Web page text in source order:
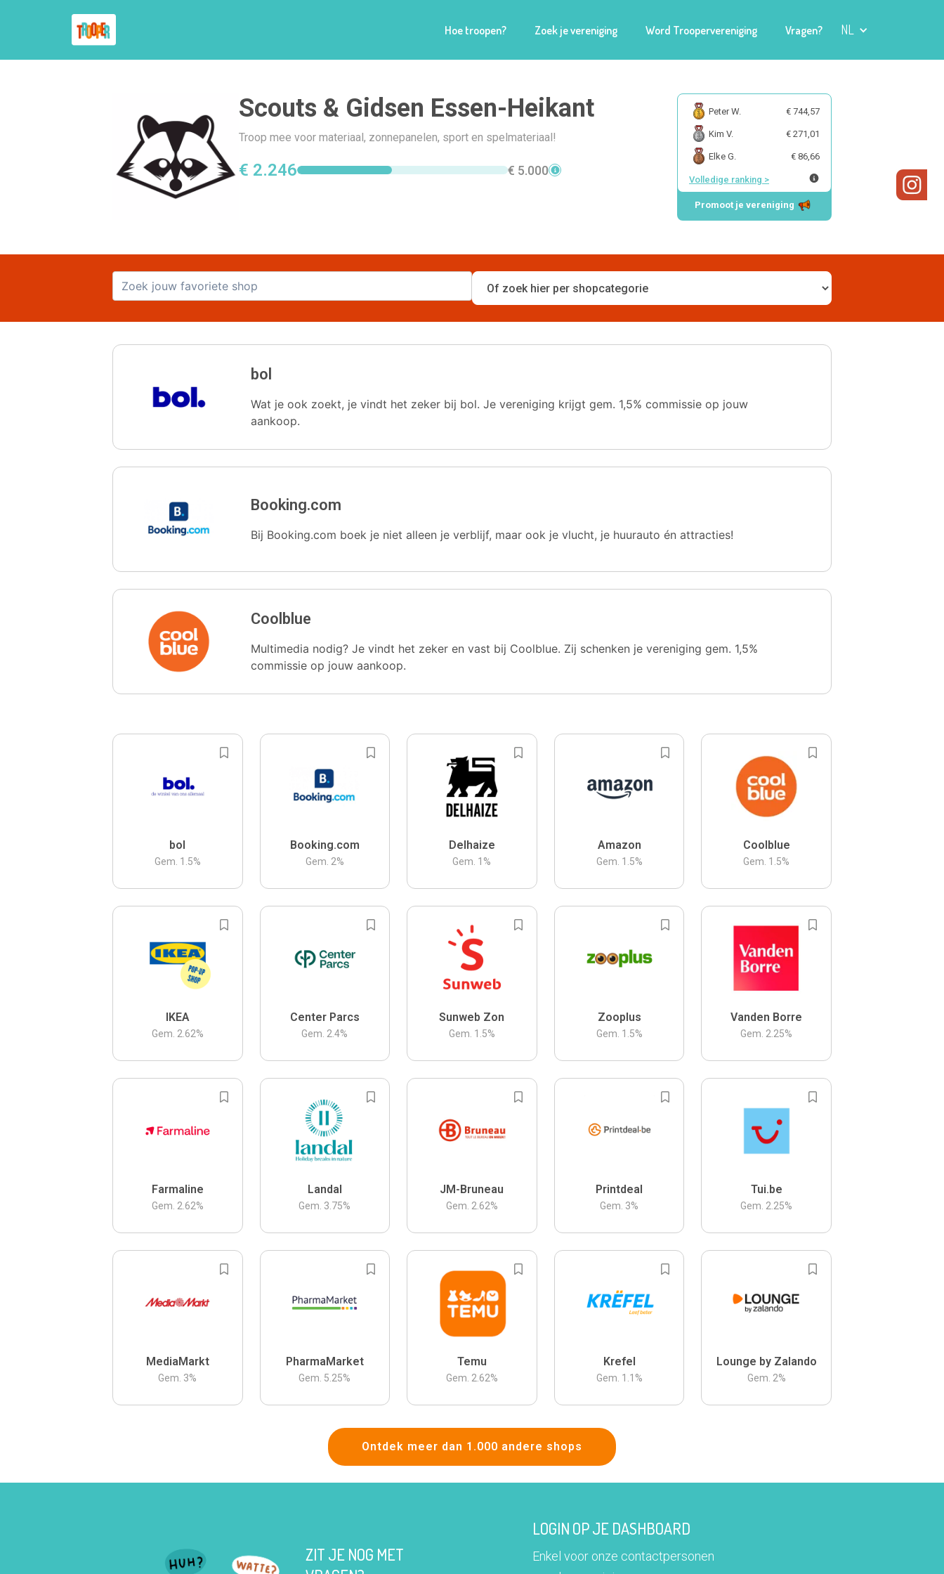
Hoe troopen? Zoek je vereniging Word Troopervereniging Vragen? NL
Scouts & Gidsen Essen-Heikant
Troop mee voor materiaal, zonnepanelen, sport en spelmateriaal!
€ 2.246 € 5.000
Peter W. € 744,57
Kim V. € 271,01
Elke G. € 86,66
Volledige ranking >
Promoot je vereniging
bol
Wat je ook zoekt, je vindt het zeker bij bol. Je vereniging krijgt gem. 1,5% commissie op jouw
aankoop.
Booking.com
Bij Booking.com boek je niet alleen je verblijf, maar ook je vlucht, je huurauto én attracties!
Coolblue
Multimedia nodig? Je vindt het zeker en vast bij Coolblue. Zij schenken je vereniging gem. 1,5%
commissie op jouw aankoop.
bol
Gem. 1.5%
Booking.com
Gem. 2%
Delhaize
Gem. 1 %
Amazon
Gem. 1.5%
Coolblue
Gem. 1.5%
IKEA
Gem. 2.62%
Center Parcs
Gem. 2.4%
Sunweb Zon
Gem. 1.5%
Zooplus
Gem. 1.5%
Vanden Borre
Gem. 2.25%
Farmaline
Gem. 2.62%
Landal
Gem. 3.75%
JM-Bruneau
Gem. 2.62%
Printdeal
Gem. 3%
Tui.be
Gem. 2.25%
MediaMarkt
Gem. 3%
PharmaMarket
Gem. 5.25%
Temu
Gem. 2.62%
Krefel
Gem. 1.1 %
Lounge by Zalando
Gem. 2%
Ontdek meer dan 1.000 andere shops
ZIT JE NOG MET
LOGIN OP JE DASHBOARD
Enkel voor onze contactpersonen